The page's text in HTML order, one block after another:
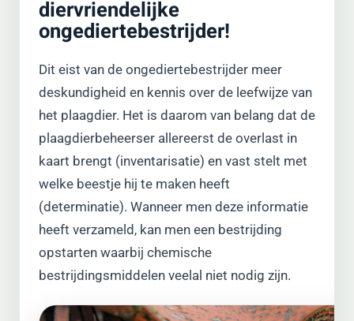
diervriendelijke
ongediertebestrijder!
Dit eist van de ongediertebestrijder meer
deskundigheid en kennis over de leefwijze van
het plaagdier. Het is daarom van belang dat de
plaagdierbeheerser allereerst de overlast in
kaart brengt (inventarisatie) en vast stelt met
welke beestje hij te maken heeft
(determinatie). Wanneer men deze informatie
heeft verzameld, kan men een bestrijding
opstarten waarbij chemische
bestrijdingsmiddelen veelal niet nodig zijn.